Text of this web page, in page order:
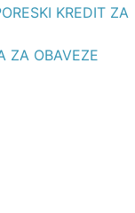
KREDIT ZA
ZA OBAVEZE